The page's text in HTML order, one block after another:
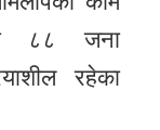
८८ जना
रहेका